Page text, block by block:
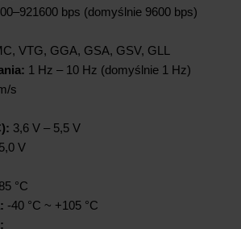
bps (domyślnie 9600 bps)
VTG, GGA, GSA, GSV, GLL
1 Hz – 10 Hz (domyślnie 1 Hz)
s
3,6 V – 5,5 V
V
°C
-40 °C ~ +105 °C